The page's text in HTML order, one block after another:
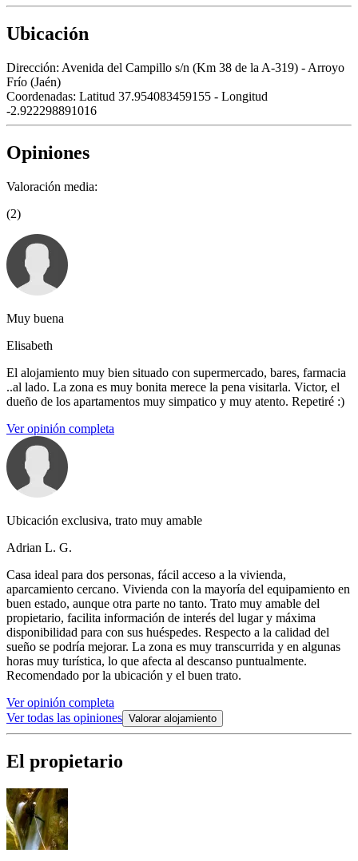
Ubicación
Dirección: Avenida del Campillo s/n (Km 38 de la A-319) - Arroyo
Frío (Jaén)
Coordenadas: Latitud 37.954083459155 - Longitud
-2.922298891016
Opiniones
Valoración media:
(2)
Muy buena
Elisabeth
El alojamiento muy bien situado con supermercado, bares, farmacia
..al lado. La zona es muy bonita merece la pena visitarla. Victor, el
dueño de los apartamentos muy simpatico y muy atento. Repetiré :)
Ver opinión completa
Ubicación exclusiva, trato muy amable
Adrian L. G.
Casa ideal para dos personas, fácil acceso a la vivienda,
aparcamiento cercano. Vivienda con la mayoría del equipamiento en
buen estado, aunque otra parte no tanto. Trato muy amable del
propietario, facilita información de interés del lugar y máxima
disponibilidad para con sus huéspedes. Respecto a la calidad del
sueño se podría mejorar. La zona es muy transcurrida y en algunas
horas muy turística, lo que afecta al descanso puntualmente.
Recomendado por la ubicación y el buen trato.
Ver opinión completa
Ver todas las opiniones Valorar alojamiento
El propietario